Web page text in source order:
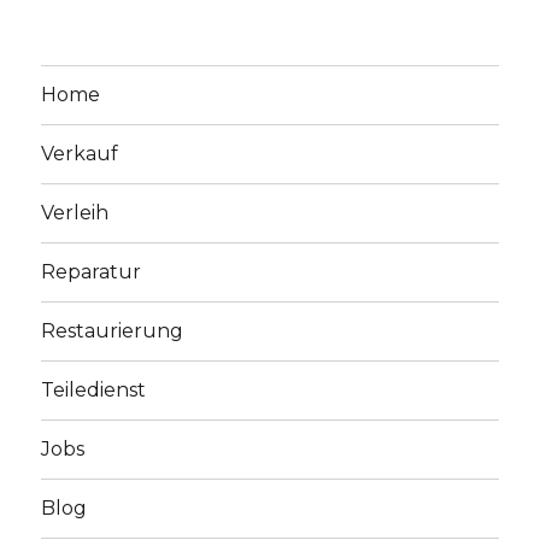
Home
Verkauf
Verleih
Reparatur
Restaurierung
Teiledienst
Jobs
Blog